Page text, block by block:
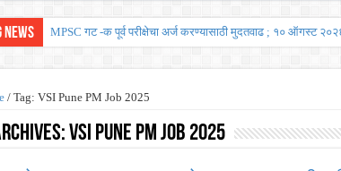
MPSC गट -क पूर्व परीक्षेचा अर्ज करण्यासाठी मुदतवाढ ; १० ऑगस्ट
/ Tag: VSI Pune PM Job 2025
VSI Pune PM Job 2025